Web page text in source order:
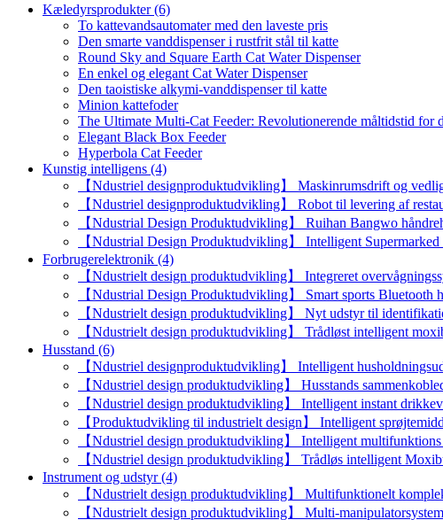
Kæledyrsprodukter (6)
To kattevandsautomater med den laveste pris
Den smarte vanddispenser i rustfrit stål til katte
Round Sky and Square Earth Cat Water Dispenser
En enkel og elegant Cat Water Dispenser
Den taoistiske alkymi-vanddispenser til katte
Minion kattefoder
The Ultimate Multi-Cat Feeder: Revolutionerende måltidstid for
Elegant Black Box Feeder
Hyperbola Cat Feeder
Kunstig intelligens (4)
【Ndustriel designproduktudvikling】 Maskinrumsdrift og
【Ndustriel designproduktudvikling】 Robot til levering af
【Ndustrial Design Produktudvikling】 Ruihan Bangwo
【Ndustrial Design Produktudvikling】 Intelligent
Forbrugerelektronik (4)
【Ndustrielt design produktudvikling】 Integreret
【Ndustrial Design Produktudvikling】 Smart sports Bluetooth
【Ndustrielt design produktudvikling】 Nyt udstyr til
【Ndustrielt design produktudvikling】 Trådløst intelligent
Husstand (6)
【Ndustriel designproduktudvikling】 Intelligent
【Ndustriel design produktudvikling】 Husstands
【Ndustriel design produktudvikling】 Intelligent instant
【Produktudvikling til industrielt design】 Intelligent
【Ndustriel design produktudvikling】 Intelligent
【Ndustriel design produktudvikling】 Trådløs intelligent
Instrument og udstyr (4)
【Ndustrielt design produktudvikling】 Multifunktionelt
【Ndustrielt design produktudvikling】 Multi-